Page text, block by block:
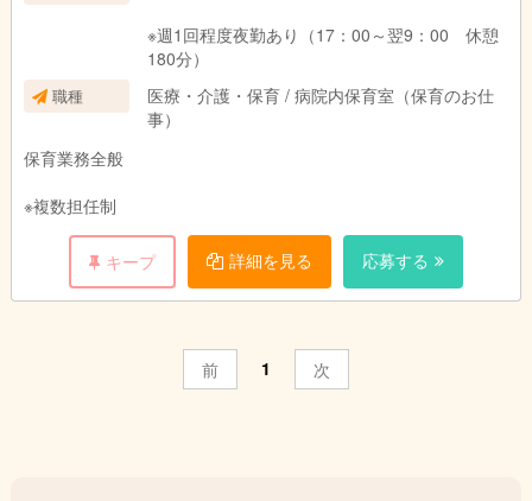
16:00～ 夜勤預かりのお子さんが登園（入浴はご自宅で済ませ
ていただいています）
夕食後の主な業務
・ミルク対応（授乳）
・夜泣き対応
休憩時間は6時間ありますが、状況に応じてお子さんへの対応が
発生する場合があります。
※正社員の夜勤は月に2〜3回程度です。
※週1回程度夜勤あり（17：00～翌9：00 休憩
180分）
職種
医療・介護・保育 / 病院内保育室（保育のお仕
事）
保育業務全般
※複数担任制
キープ 詳細を見る 応募する
前 1 次